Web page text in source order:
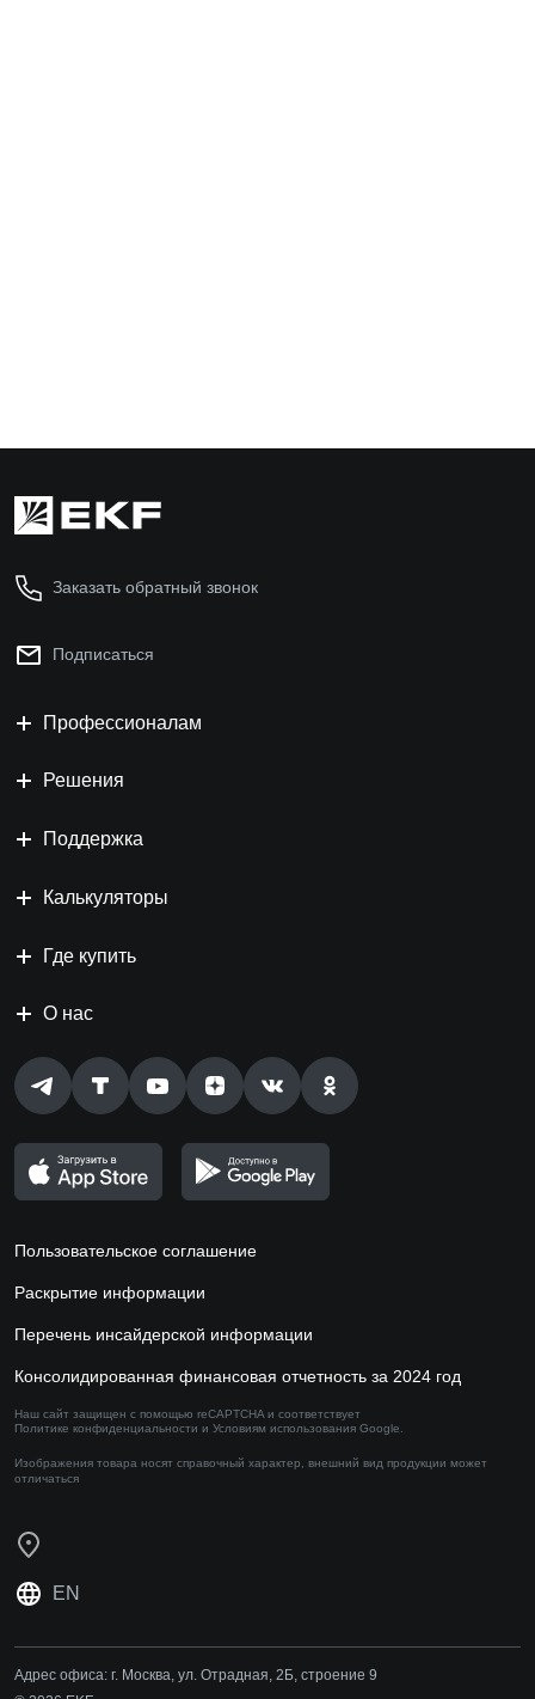
Заказать обратный звонок
Подписаться
Профессионалам
Решения
Поддержка
Калькуляторы
Где купить
О нас
Пользовательское соглашение
Раскрытие информации
Перечень инсайдерской информации
Консолидированная финансовая отчетность за 2024 год
Наш сайт защищен с помощью reCAPTCHA и соответствует
Политике конфиденциальности и Условиям использования Google.
Изображения товара носят справочный характер, внешний вид продукции может
отличаться
EN
Адрес офиса: г. Москва, ул. Отрадная, 2Б, строение 9